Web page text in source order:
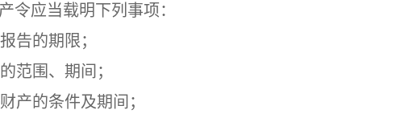
令应当载明下列事项：
的期限；
围、期间；
的条件及期间；